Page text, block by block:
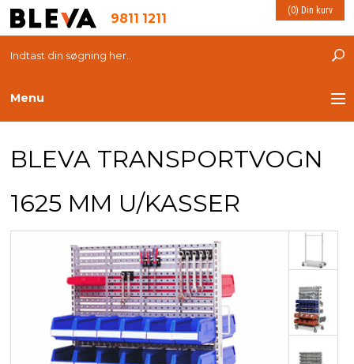
9811 1211 (0) Din kurv
Menu
INDRETNING
ESD PRODUKTER
MILJØ OG VELFÆRD
BLEVA TRANSPORTVOGN
1625 MM U/KASSER